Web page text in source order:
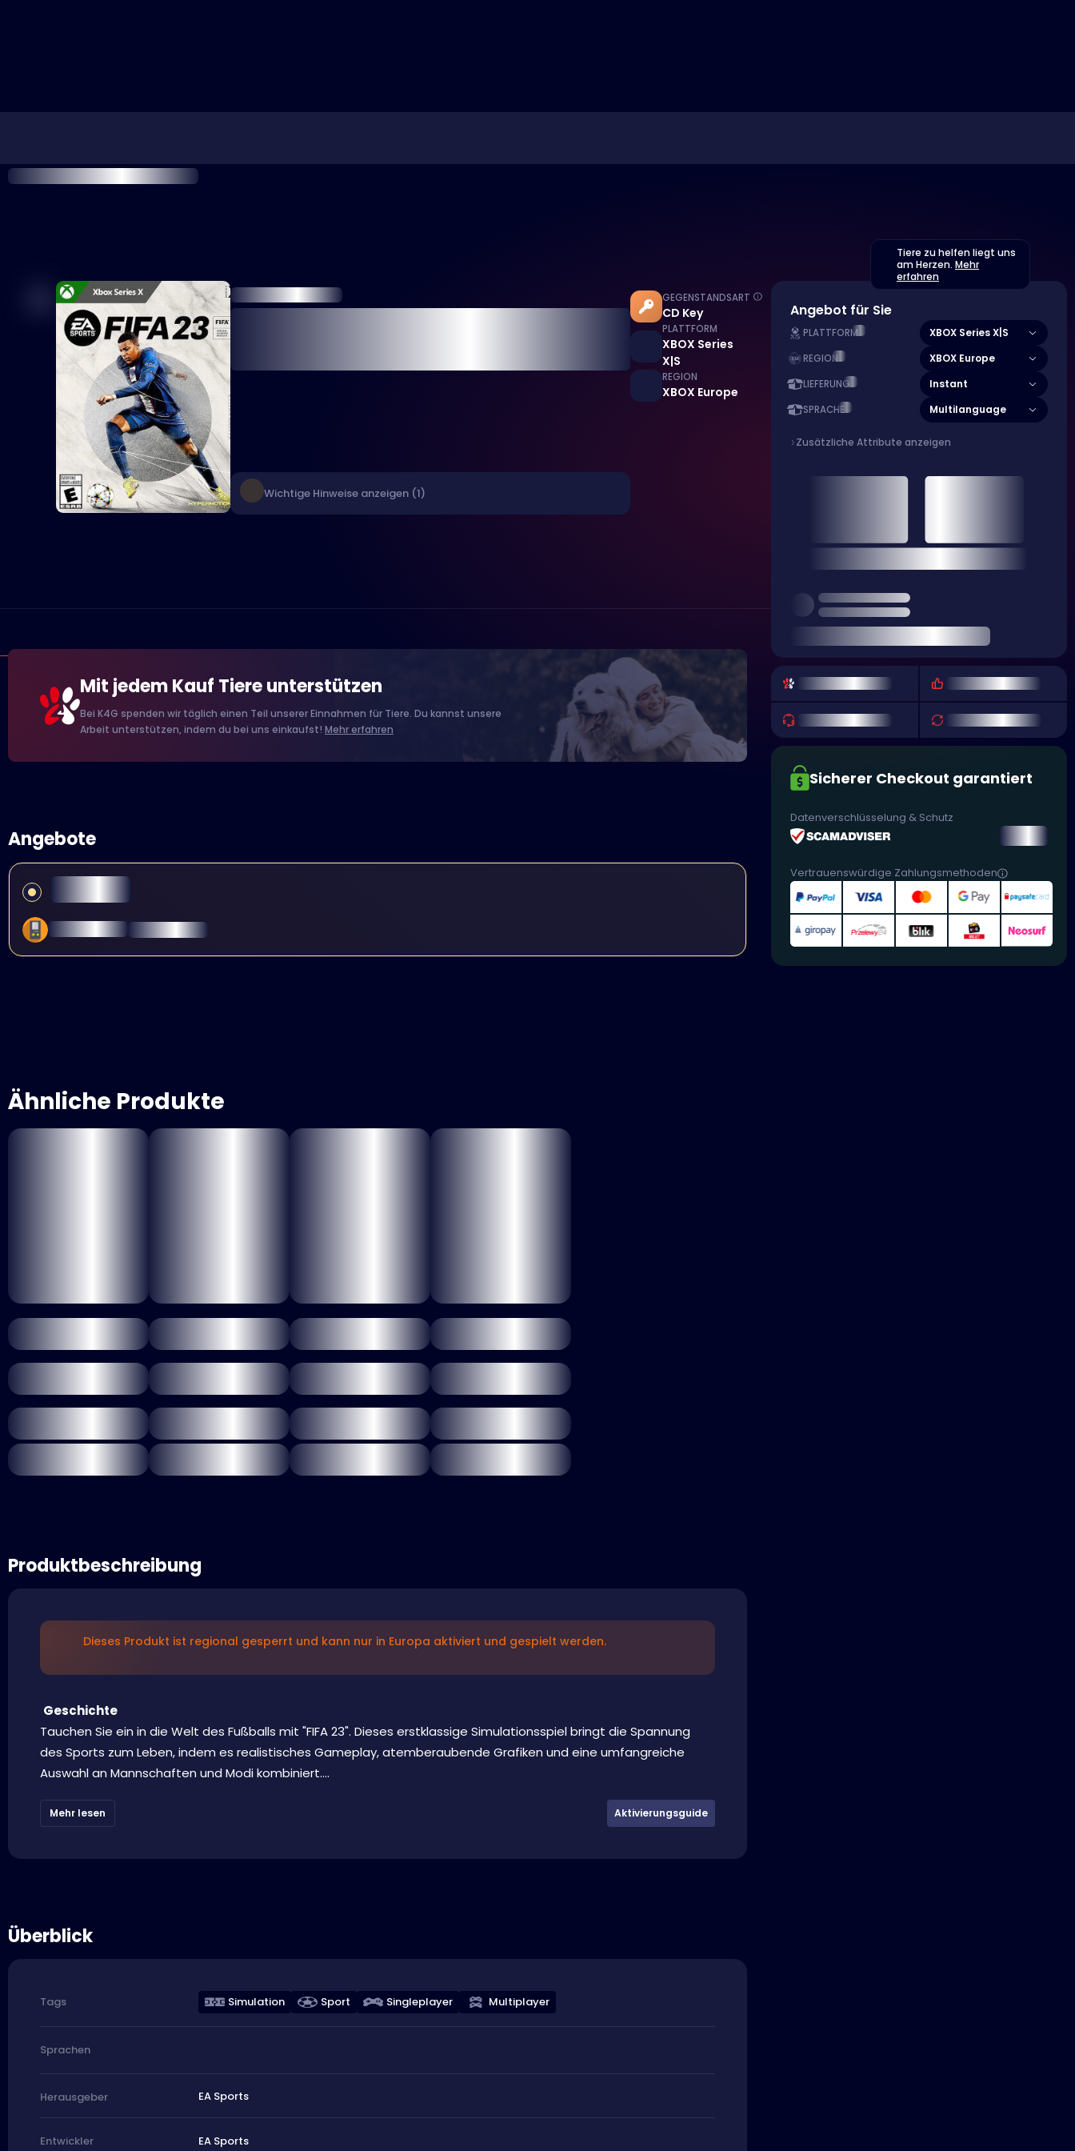
Wichtige Hinweise anzeigen (1)
GEGENSTANDSART
CD Key
PLATTFORM
XBOX Series
X|S
REGION
XBOX Europe
Mit jedem Kauf Tiere unterstützen
Bei K4G spenden wir täglich einen Teil unserer Einnahmen für Tiere. Du kannst unsere
Arbeit unterstützen, indem du bei uns einkaufst! Mehr erfahren
Angebote
Ähnliche Produkte
Produktbeschreibung
Dieses Produkt ist regional gesperrt und kann nur in Europa aktiviert und gespielt werden.
Geschichte
Tauchen Sie ein in die Welt des Fußballs mit "FIFA 23". Dieses erstklassige Simulationsspiel bringt die Spannung
des Sports zum Leben, indem es realistisches Gameplay, atemberaubende Grafiken und eine umfangreiche
Auswahl an Mannschaften und Modi kombiniert....
Mehr lesen Aktivierungsguide
Überblick
Tags Simulation Sport Singleplayer Multiplayer
Sprachen
Herausgeber EA Sports
Entwickler EA Sports
Tiere zu helfen liegt uns
am Herzen. Mehr
erfahren
Angebot für Sie
PLATTFORM XBOX Series X|S
REGION XBOX Europe
LIEFERUNG Instant
SPRACHE Multilanguage
Zusätzliche Attribute anzeigen
Sicherer Checkout garantiert
Datenverschlüsselung & Schutz
Vertrauenswürdige Zahlungsmethoden